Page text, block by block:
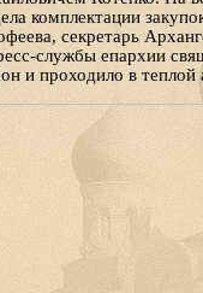
комплектации
секретарь
службы епархии
и проходило в теплой